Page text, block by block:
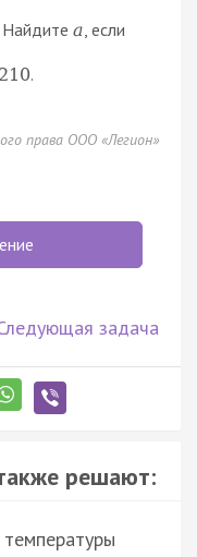
Найдитеa , если
210.
права ООО «Легион»
задача
решают: